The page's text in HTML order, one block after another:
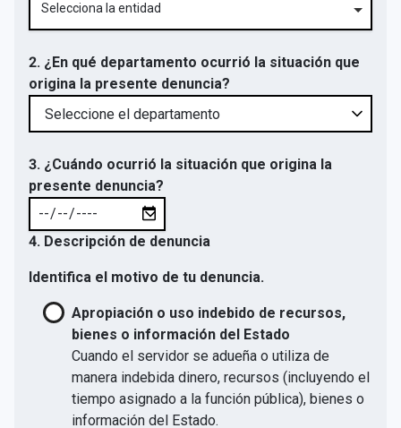
Selecciona la entidad
2. ¿En qué departamento ocurrió la situación que
origina la presente denuncia?
3. ¿Cuándo ocurrió la situación que origina la
presente denuncia?
4. Descripción de denuncia
Identifica el motivo de tu denuncia.
Apropiación o uso indebido de recursos,
bienes o información del Estado
Cuando el servidor se adueña o utiliza de
manera indebida dinero, recursos (incluyendo el
tiempo asignado a la función pública), bienes o
información del Estado.